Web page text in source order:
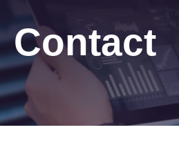
Contact